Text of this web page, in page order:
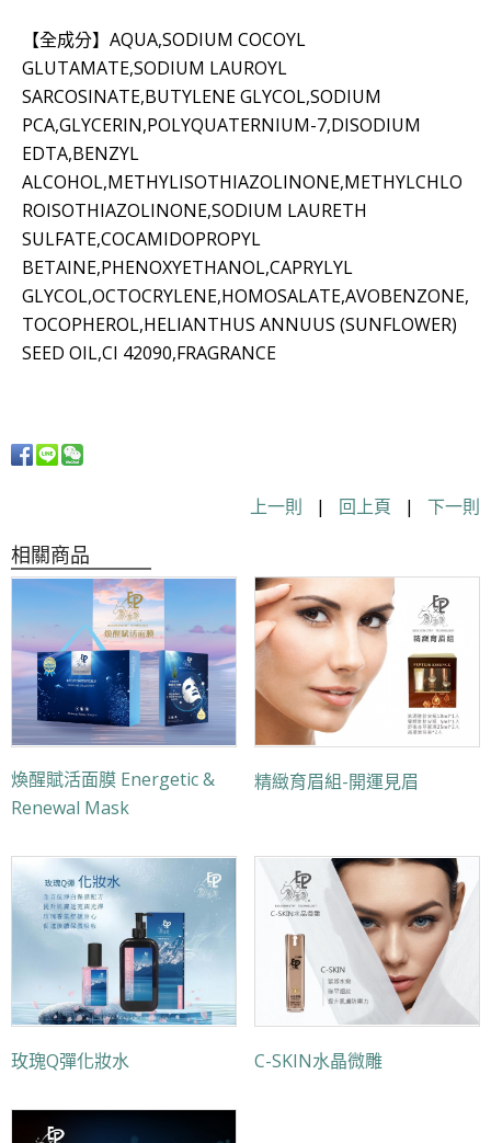
【全成分】AQUA,SODIUM COCOYL
GLUTAMATE,SODIUM LAUROYL
SARCOSINATE,BUTYLENE GLYCOL,SODIUM
PCA,GLYCERIN,POLYQUATERNIUM-7,DISODIUM
EDTA,BENZYL
ALCOHOL,METHYLISOTHIAZOLINONE,METHYLCHLO
ROISOTHIAZOLINONE,SODIUM LAURETH
SULFATE,COCAMIDOPROPYL
BETAINE,PHENOXYETHANOL,CAPRYLYL
GLYCOL,OCTOCRYLENE,HOMOSALATE,AVOBENZONE,
TOCOPHEROL,HELIANTHUS ANNUUS (SUNFLOWER)
SEED OIL,CI 42090,FRAGRANCE
上一則 | 回上頁 | 下一則
相關商品
煥醒賦活面膜 Energetic &
Renewal Mask
精緻育眉組-開運見眉
玫瑰Q彈化妝水 C-SKIN水晶微雕